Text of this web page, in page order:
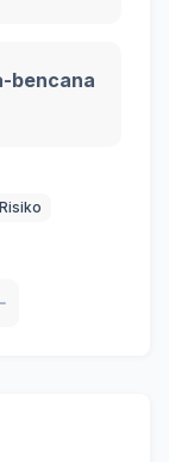
bencana